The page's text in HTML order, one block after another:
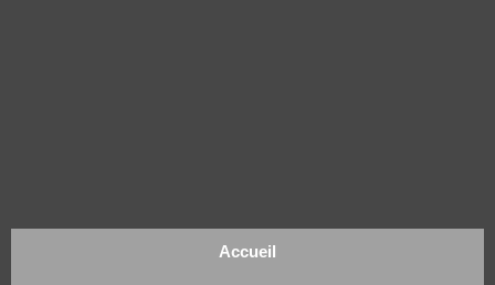
Accueil